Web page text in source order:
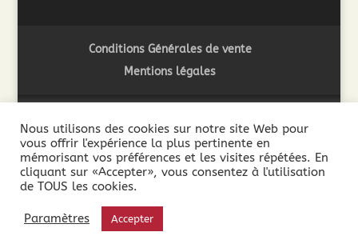
Conditions Générales de vente
Mentions légales
2018 ©Côté Mas - L'abus d'alcool est dangereux pour la
santé. A consommer avec modération - La vente de boissons
alcooliques est interdite aux mineurs de moins de 18 ans. La
preuve de la majorité de l’acheteur est exigée au moment de
la vente en ligne.
Nous utilisons des cookies sur notre site Web pour
vous offrir l'expérience la plus pertinente en
mémorisant vos préférences et les visites répétées. En
cliquant sur «Accepter», vous consentez à l'utilisation
de TOUS les cookies.
Paramètres Accepter